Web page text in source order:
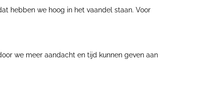
hebben we hoog in het vaandel staan. Voor
we meer aandacht en tijd kunnen geven aan